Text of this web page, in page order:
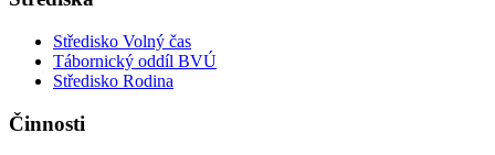
Středisko Volný čas
Tábornický oddíl BVÚ
Středisko Rodina
Činnosti